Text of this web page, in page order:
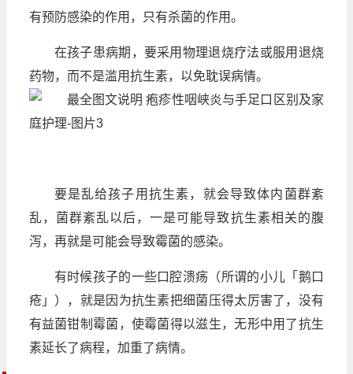
有预防感染的作用，只有杀菌的作用。
在孩子患病期，要采用物理退烧疗法或服用退烧
药物，而不是滥用抗生素，以免耽误病情。
要是乱给孩子用抗生素，就会导致体内菌群紊
乱，菌群紊乱以后，一是可能导致抗生素相关的腹
泻，再就是可能会导致霉菌的感染。
有时候孩子的一些口腔溃疡（所谓的小儿「鹅口
疮」），就是因为抗生素把细菌压得太厉害了，没有
有益菌钳制霉菌，使霉菌得以滋生，无形中用了抗生
素延长了病程，加重了病情。